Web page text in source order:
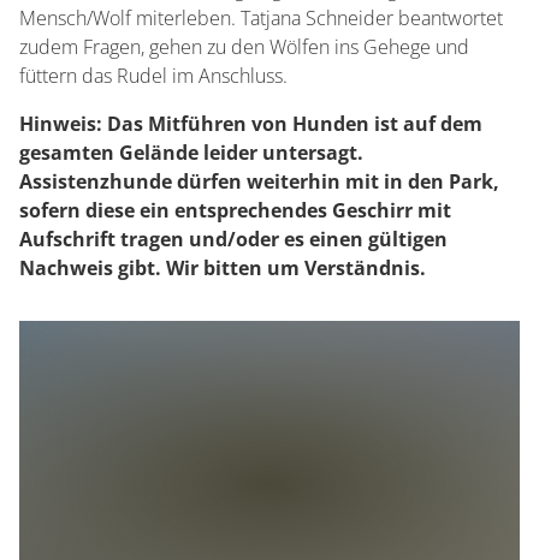
Mensch/Wolf miterleben. Tatjana Schneider beantwortet
zudem Fragen, gehen zu den Wölfen ins Gehege und
füttern das Rudel im Anschluss.
Hinweis: Das Mitführen von Hunden ist auf dem
gesamten Gelände leider untersagt.
Assistenzhunde dürfen weiterhin mit in den Park,
sofern diese ein entsprechendes Geschirr mit
Aufschrift tragen und/oder es einen gültigen
Nachweis gibt. Wir bitten um Verständnis.